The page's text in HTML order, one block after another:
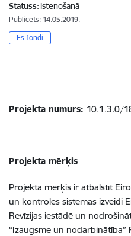
Statuss:Īstenošanā
Publicēts: 14.05.2019.
Es fondi
Projekta numurs: 10.1.3.0/
Projekta mērķis
Projekta mērķis ir atbalstīt
un kontroles sistēmas izveidi
Revīzijas iestādē un
“Izaugsme un nodarbinātība”